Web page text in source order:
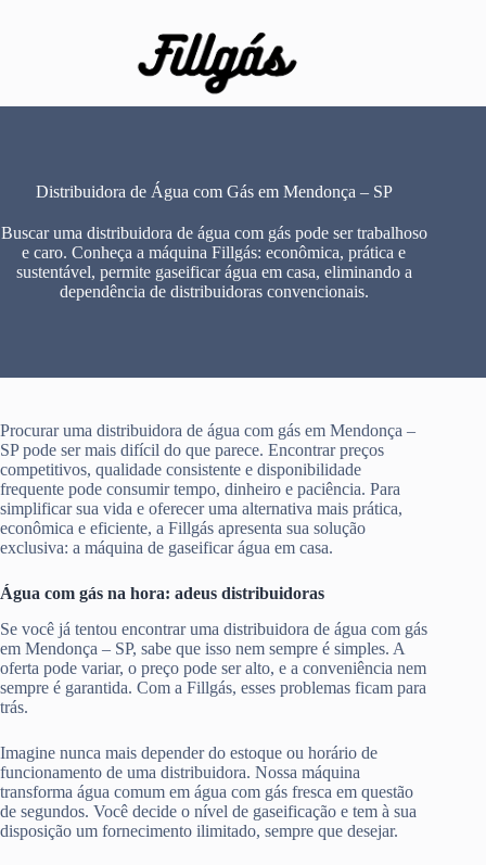
Distribuidora de Água com Gás em Mendonça – SP
Buscar uma distribuidora de água com gás pode ser trabalhoso
e caro. Conheça a máquina Fillgás: econômica, prática e
sustentável, permite gaseificar água em casa, eliminando a
dependência de distribuidoras convencionais.
Procurar uma distribuidora de água com gás em Mendonça –
SP pode ser mais difícil do que parece. Encontrar preços
competitivos, qualidade consistente e disponibilidade
frequente pode consumir tempo, dinheiro e paciência. Para
simplificar sua vida e oferecer uma alternativa mais prática,
econômica e eficiente, a Fillgás apresenta sua solução
exclusiva: a máquina de gaseificar água em casa.
Água com gás na hora: adeus distribuidoras
Se você já tentou encontrar uma distribuidora de água com gás
em Mendonça – SP, sabe que isso nem sempre é simples. A
oferta pode variar, o preço pode ser alto, e a conveniência nem
sempre é garantida. Com a Fillgás, esses problemas ficam para
trás.
Imagine nunca mais depender do estoque ou horário de
funcionamento de uma distribuidora. Nossa máquina
transforma água comum em água com gás fresca em questão
de segundos. Você decide o nível de gaseificação e tem à sua
disposição um fornecimento ilimitado, sempre que desejar.